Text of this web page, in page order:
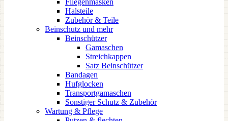
Halsteile
Zubehör & Teile
Beinschutz und mehr
Beinschützer
Gamaschen
Streichkappen
Satz Beinschützer
Bandagen
Hufglocken
Transportgamaschen
Sonstiger Schutz & Zubehör
Wartung & Pflege